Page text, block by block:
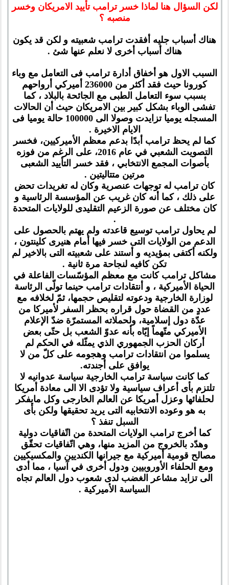
لكن السؤال هنا لماذا خسر ترامب تأييد الامريكان وخسر
منصبه ؟
هناك أسباب جليه أفقدت ترامب شعبيته و لكن قد يكون
هناك أسباب أخرى لا نعلم عنها شئ .
السبب الاول هو أخفاق أدارة ترامب فى التعامل مع وباء
كورونا حيث فقد أكثر من 236000 أميركي أرواحهم
بسبب سوء التعامل الطبى مع الجائحة بالبلاد ، كما
تفشى الوباء بشكل كبير بين الامريكان حيث أن الحالات
المسجله يوميا تزايدت وصولا الى 100000 حالة يوميا فى
الايام الاخيرة .
كما لم يحظ ترامب أبدًا بدعم معظم الأميركيين، فخسر
التصويت الشعبي في عام 2016، على الرغم من فوزه
بأصوات المجمع الانتخابي ، فقد خسر التأييد الشعبى
مرتين متتاليتين .
كان ترامب له توجهات عنصرية وكان له تغريدات تحض
على ذلك ، كما أنه كان غريب عن المؤسسة الرئاسية و
كان مختلف عن صورة الزعيم التقليدى للولايات المتحدة
.
لم يحاول ترامب توسيع قاعدته ولم يهتم بالحصول على
الدعم من الولايات التى خسر فيها أمام هنيرى كلينتون ،
ولكنه أكتفى بمؤيديه و أستند على شعبيته التى بالاخير لم
تكن كافيه لنجاحة مرة ثانية .
مشاكل ترامب كانت مع معظم المؤسّسات الفاعلة في
الحياة الأميركية ، و أنتقادات ترامب حينما تولّى الرئاسة
لوزارة الخارجية ودعوته لتقليص حجمها، ثمّ لخلافه مع
عددٍ من القضاة حول قراره بحظر السفر لأميركا من
عدّة دول إسلامية، ولحملاته المستمرّة ضدّ الإعلام
الأميركي متّهماً إيّاه بأنه عدوّ الشعب بل حتّى بعض
أركان الحزب الجمهوري الذي يمثّله في الحكم لم
يسلموا من انتقادات ترامب وهجومه على كلّ من لا
يوافق على أجندته.
كما كانت سياسة ترامب الخارجية سياسة عدوانيه لا
تلتزم بأى أعراف سياسية ولا تؤدى الا الى معادة أمريكا
لحلفائها وعزل أمريكا عن العالم الخارجى وكل مايفكر
به هو وعوده الانتخابيه التى يريد تحقيقها ولكن بأى
السبل تنفذ ؟
كما أخرج ترامب الولايات المتحدة من اتّفاقيات دولية
وهدّد بالخروج من المزيد منها، وهي اتّفاقيات تحقّق
مصالح قومية أميركية مع جيرانها الكنديين والمكسيكيين
ومع الحلفاء الأوروبيين ودول أخرى في آسيا ، مما أدى
الى تزايد مشاعر الغضب لدى شعوب دول العالم تجاه
السياسة الأميركية .